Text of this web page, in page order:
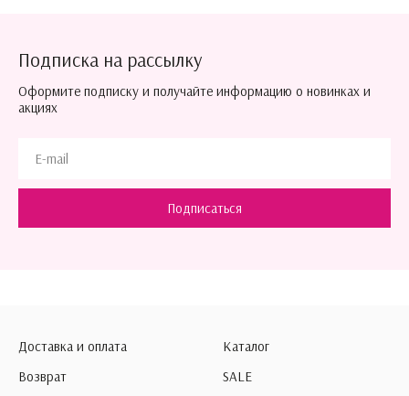
Подписка на рассылку
Оформите подписку и получайте информацию о новинках и
акциях
Подписаться
Доставка и оплата
Возврат
Каталог
SALE